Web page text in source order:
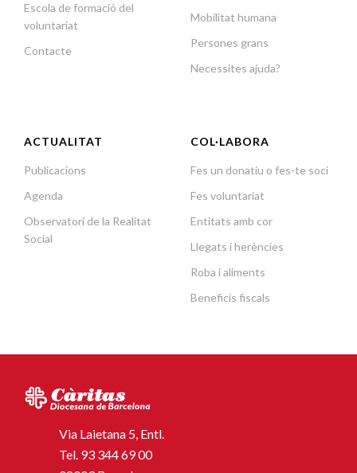
Escola de formació del
voluntariat
Contacte
Mobilitat humana
Persones grans
Necessites ajuda?
ACTUALITAT
Publicacions
Agenda
Observatori de la Realitat
Social
COL·LABORA
Fes un donatiu o fes-te soci
Fes voluntariat
Entitats amb cor
Llegats i herències
Roba i aliments
Beneficis fiscals
Via Laietana 5, Entl.
Tel. 93 344 69 00